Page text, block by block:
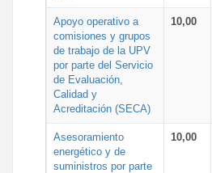
Apoyo operativo a
comisiones y grupos
de trabajo de la UPV
por parte del Servicio
de Evaluación,
Calidad y
Acreditación (SECA)
10,00
Asesoramiento
energético y de
suministros por parte
10,00